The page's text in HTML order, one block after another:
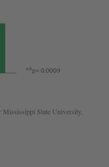
State University,